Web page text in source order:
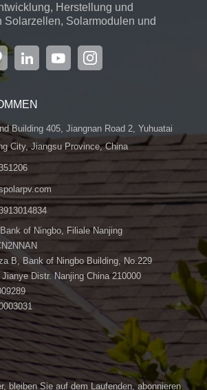
Herstellung und
Solarzellen, Solarmodulen und
spezialisiert. Das Unternehmen
der Provinz Jiangsu,
sich über 6.000 m² und verfügt über
...
Building 405, Jiangnan Road 2, Yuhuatai
City, Jiangsu Province, China
of Ningbo, Filiale Nanjing
B, Bank of Ningbo Building, No.229
Distr. Nanjing China 210000
bleiben Sie auf dem Laufenden, abonnieren